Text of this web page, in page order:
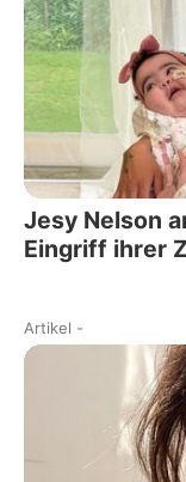
Jesy Nelson
Eingriff ihrer
Artikel -